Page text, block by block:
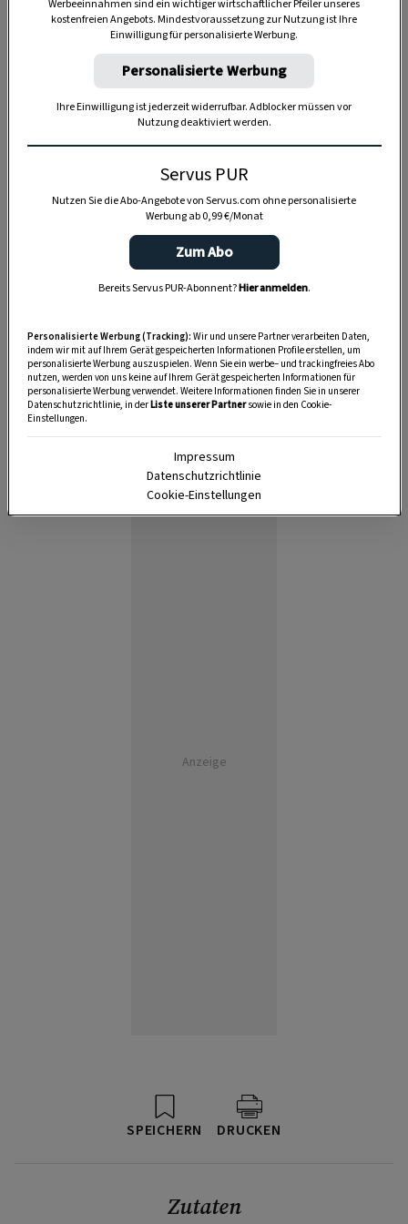
der Annunziatinnen an. Bereits als junges Mädchen
erwarb sie sich durch ihren Einsatz in der
Krankenpflege und Klosterapotheke ein
umfangreiches Wissen über Kräuterauszüge und
Naturheilmittel.
20 Minuten
Anzeige
SPEICHERN DRUCKEN
Zutaten
Werbeeinnahmen sind ein wichtiger wirtschaftlicher Pfeiler unseres
kostenfreien Angebots. Mindestvoraussetzung zur Nutzung ist Ihre
Einwilligung für personalisierte Werbung.
Personalisierte Werbung
Ihre Einwilligung ist jederzeit widerrufbar. Adblocker müssen vor
Nutzung deaktiviert werden.
Servus PUR
Nutzen Sie die Abo-Angebote von Servus.com ohne personalisierte
Werbung ab 0,99 €/Monat
Zum Abo
Bereits Servus PUR-Abonnent?Hier anmelden.
Personalisierte Werbung (Tracking): Wir und unsere Partner verarbeiten Daten,
indem wir mit auf Ihrem Gerät gespeicherten Informationen Profile erstellen, um
personalisierte Werbung auszuspielen. Wenn Sie ein werbe– und trackingfreies Abo
nutzen, werden von uns keine auf Ihrem Gerät gespeicherten Informationen für
personalisierte Werbung verwendet. Weitere Informationen finden Sie in unserer
Datenschutzrichtlinie, in derListe unserer Partnersowie in den Cookie-
Einstellungen.
Impressum
Datenschutzrichtlinie
Cookie-Einstellungen